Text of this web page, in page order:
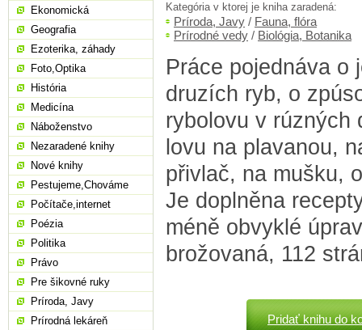
Kategória v ktorej je kniha zaradená:
Príroda, Javy / Fauna, flóra
Prírodné vedy / Biológia, Botanika
Práce pojednáva o
druzích ryb, o
rybolovu v rúzných
lovu na plavanou,
přivlač, na mušku,
Je doplněna
méně obvyklé
brožovaná, 112
Pridať knihu do
Ekonomická
Geografia
Ezoterika, záhady
Foto,Optika
História
Medicína
Náboženstvo
Nezaradené knihy
Nové knihy
Pestujeme,Chováme
Počítače,internet
Poézia
Politika
Právo
Pre šikovné ruky
Príroda, Javy
Prírodná lekáreň